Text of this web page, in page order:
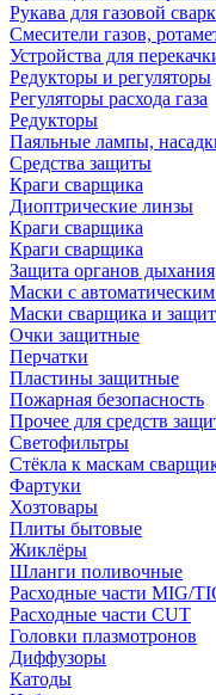
Рукава для газовой
Смесители газов,
Устройства для
Редукторы и регуляторы
Регуляторы расхода газа
Редукторы
Паяльные лампы,
Средства защиты
Краги сварщика
Диоптрические линзы
Краги сварщика
Краги сварщика
Защита органов дыхания
Маски с
Маски сварщика и
Очки защитные
Перчатки
Пластины защитные
Пожарная безопасность
Прочее для средств
Светофильтры
Стёкла к маскам
Фартуки
Хозтовары
Плиты бытовые
Жиклёры
Шланги поливочные
Расходные части MIG/
Расходные части CUT
Головки плазмотронов
Диффузоры
Катоды